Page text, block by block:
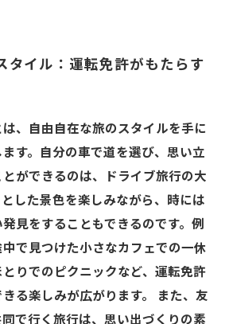
タイル：運転免許がもたらす
、自由自在な旅のスタイルを手に
す。自分の車で道を選び、思い立
ができるのは、ドライブ旅行の大
した景色を楽しみながら、時には
見をすることもできるのです。例
で見つけた小さなカフェでの一休
りでのピクニックなど、運転免許
る楽しみが広がります。 また、友
で行く旅行は、思い出づくりの素